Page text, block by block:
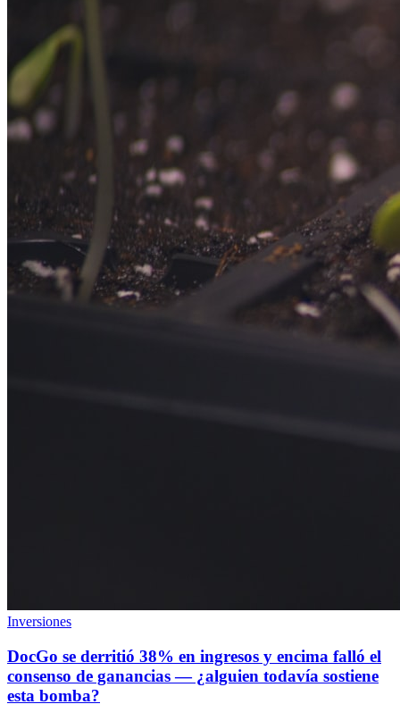
Inversiones
DocGo se derritió 38% en ingresos y encima falló el
consenso de ganancias — ¿alguien todavía sostiene
esta bomba?